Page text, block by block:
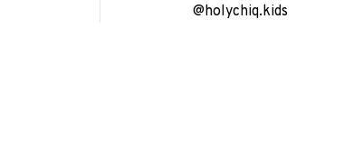
@holychiq.kids